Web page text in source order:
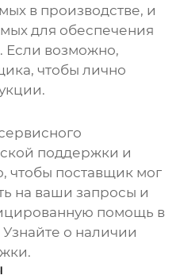
в производстве, и
для обеспечения
Если возможно,
чтобы лично
поддержки и
чтобы поставщик мог
на ваши запросы и
помощь в
о наличии